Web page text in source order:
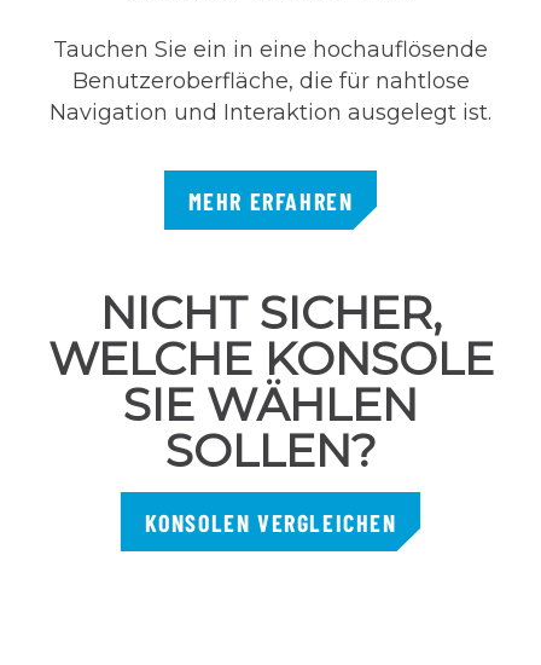
Tauchen Sie ein in eine hochauflösende
Benutzeroberfläche, die für nahtlose
Navigation und Interaktion ausgelegt ist.
MEHR ERFAHREN
NICHT SICHER,
WELCHE KONSOLE
SIE WÄHLEN
SOLLEN?
KONSOLEN VERGLEICHEN